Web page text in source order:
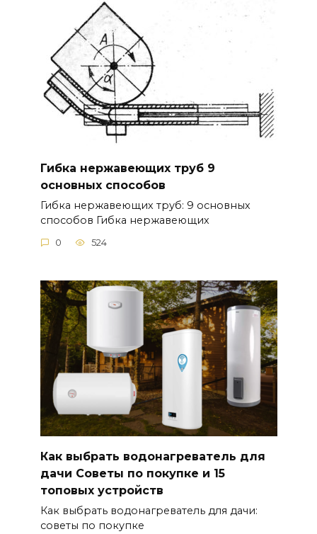
Гибка нержавеющих труб 9
основных способов
Гибка нержавеющих труб: 9 основных
способов Гибка нержавеющих
0 524
Как выбрать водонагреватель для
дачи Советы по покупке и 15
топовых устройств
Как выбрать водонагреватель для дачи:
советы по покупке